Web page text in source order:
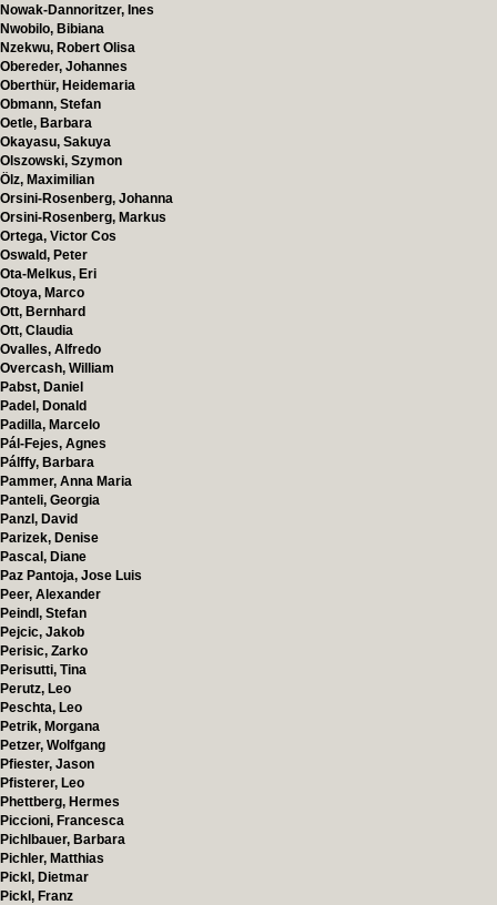
Nowak-Dannoritzer, Ines
Nwobilo, Bibiana
Nzekwu, Robert Olisa
Obereder, Johannes
Oberthür, Heidemaria
Obmann, Stefan
Oetle, Barbara
Okayasu, Sakuya
Olszowski, Szymon
Ölz, Maximilian
Orsini-Rosenberg, Johanna
Orsini-Rosenberg, Markus
Ortega, Victor Cos
Oswald, Peter
Ota-Melkus, Eri
Otoya, Marco
Ott, Bernhard
Ott, Claudia
Ovalles, Alfredo
Overcash, William
Pabst, Daniel
Padel, Donald
Padilla, Marcelo
Pál-Fejes, Agnes
Pálffy, Barbara
Pammer, Anna Maria
Panteli, Georgia
Panzl, David
Parizek, Denise
Pascal, Diane
Paz Pantoja, Jose Luis
Peer, Alexander
Peindl, Stefan
Pejcic, Jakob
Perisic, Zarko
Perisutti, Tina
Perutz, Leo
Peschta, Leo
Petrik, Morgana
Petzer, Wolfgang
Pfiester, Jason
Pfisterer, Leo
Phettberg, Hermes
Piccioni, Francesca
Pichlbauer, Barbara
Pichler, Matthias
Pickl, Dietmar
Pickl, Franz